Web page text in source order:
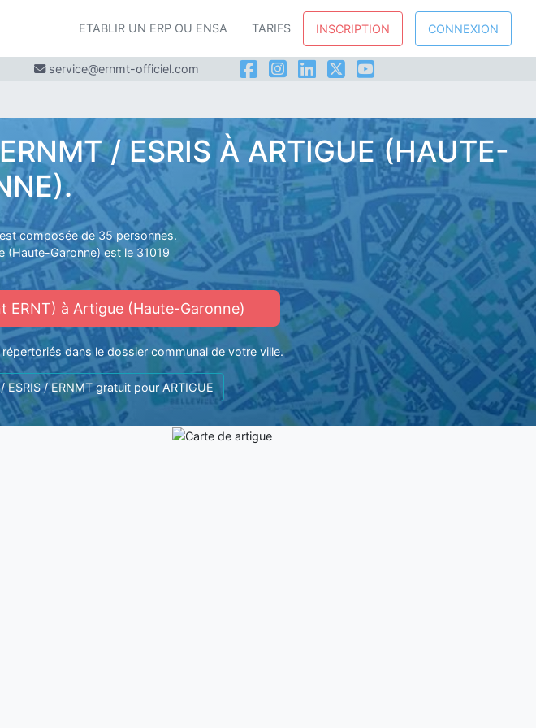
ETABLIR UN ERP OU ENSA TARIFS INSCRIPTION CONNEXION
service@ernmt-officiel.com
/ ESRIS À ARTIGUE (HAUTE-
composée de 35 personnes.
(Haute-Garonne) est le 31019
ERNT) à Artigue (Haute-Garonne)
dans le dossier communal de votre ville.
/ ERNMT gratuit pour ARTIGUE